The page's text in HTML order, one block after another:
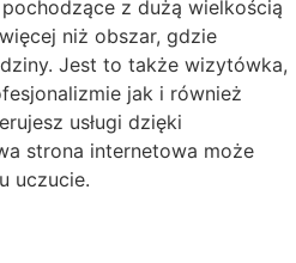
z dużą wielkością
niż obszar, gdzie
Jest to także wizytówka,
jak i również
usługi dzięki
strona internetowa może
uczucie.